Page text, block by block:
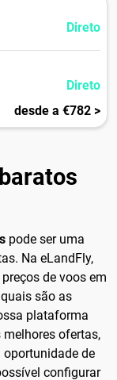
Direto
Direto
desde a €782 >
pode ser uma
Na eLandFly,
de voos em
são as
plataforma
ofertas,
de
configurar